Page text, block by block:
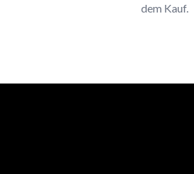
dem Kauf.